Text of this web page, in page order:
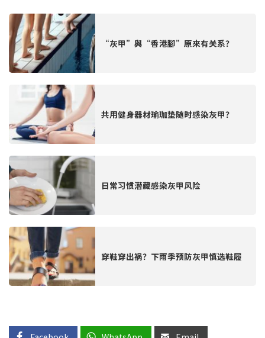
“灰甲”與“香港腳”原來有关系？
共用健身器材瑜珈垫随时感染灰甲？
日常习惯潜藏感染灰甲风险
穿鞋穿出祸？下雨季预防灰甲慎选鞋履